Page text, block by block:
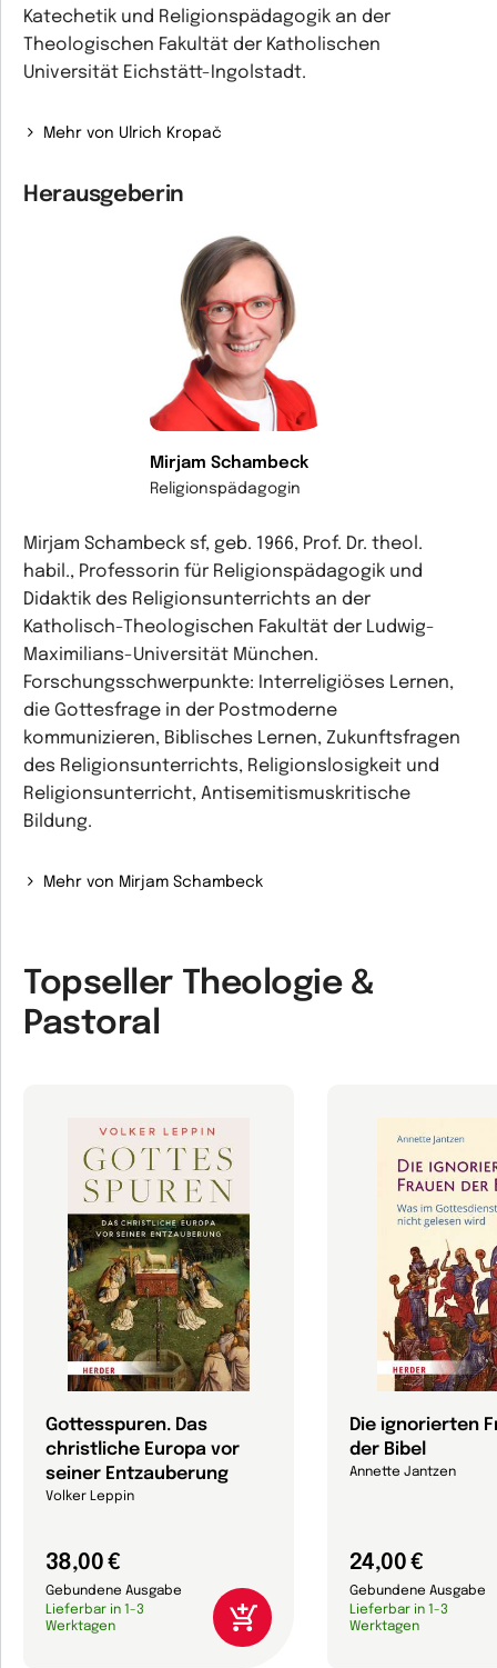
Katechetik und Religionspädagogik an der
Theologischen Fakultät der Katholischen
Universität Eichstätt-Ingolstadt.
Mehr von Ulrich Kropač
Herausgeberin
Mirjam Schambeck
Religionspädagogin
Mirjam Schambeck sf, geb. 1966, Prof. Dr. theol.
habil., Professorin für Religionspädagogik und
Didaktik des Religionsunterrichts an der
Katholisch-Theologischen Fakultät der Ludwig-
Maximilians-Universität München.
Forschungsschwerpunkte: Interreligiöses Lernen,
die Gottesfrage in der Postmoderne
kommunizieren, Biblisches Lernen, Zukunftsfragen
des Religionsunterrichts, Religionslosigkeit und
Religionsunterricht, Antisemitismuskritische
Bildung.
Mehr von Mirjam Schambeck
Topseller Theologie &
Pastoral
Gottesspuren. Das
christliche Europa vor
seiner Entzauberung
Volker Leppin
38,00 €
Gebundene Ausgabe
Lieferbar in 1-3
Werktagen
Die ignorierten
der Bibel
Annette Jantzen
24,00 €
Gebundene Ausgabe
Lieferbar in 1-3
Werktagen